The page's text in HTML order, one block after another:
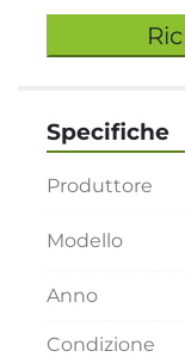
Specifiche
Produttore
Modello
Anno
Condizione